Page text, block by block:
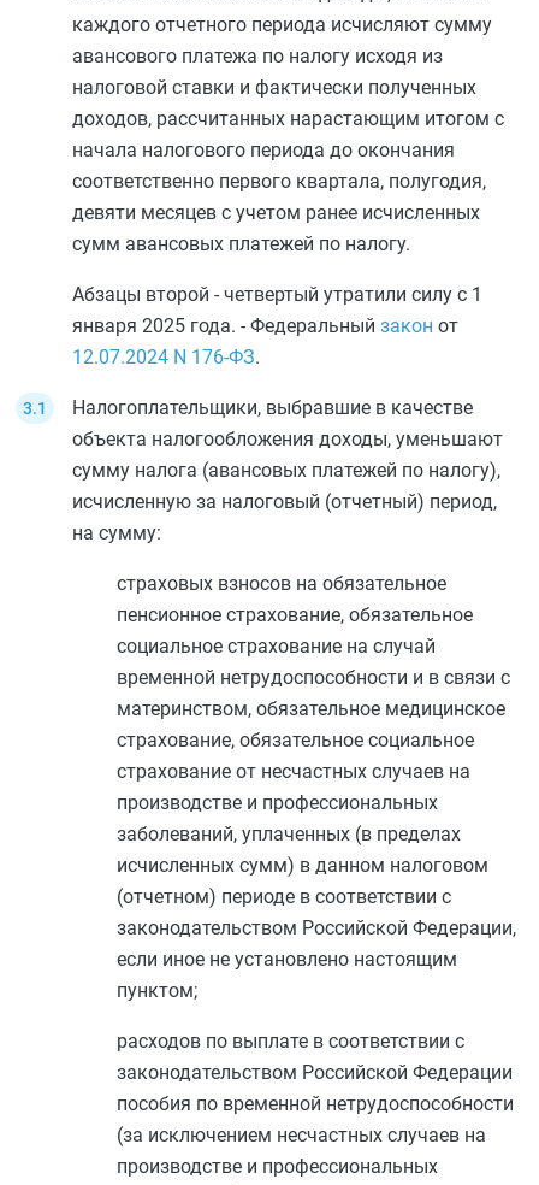
каждого отчетного периода исчисляют сумму
авансового платежа по налогу исходя из
налоговой ставки и фактически полученных
доходов, рассчитанных нарастающим итогом с
начала налогового периода до окончания
соответственно первого квартала, полугодия,
девяти месяцев с учетом ранее исчисленных
сумм авансовых платежей по налогу.
Абзацы второй - четвертый утратили силу с 1
января 2025 года. - Федеральный закон от
12.07.2024 N 176-ФЗ.
Налогоплательщики, выбравшие в качестве
объекта налогообложения доходы, уменьшают
сумму налога (авансовых платежей по налогу),
исчисленную за налоговый (отчетный) период,
на сумму:
страховых взносов на обязательное
пенсионное страхование, обязательное
социальное страхование на случай
временной нетрудоспособности и в связи с
материнством, обязательное медицинское
страхование, обязательное социальное
страхование от несчастных случаев на
производстве и профессиональных
заболеваний, уплаченных (в пределах
исчисленных сумм) в данном налоговом
(отчетном) периоде в соответствии с
законодательством Российской Федерации,
если иное не установлено настоящим
пунктом;
расходов по выплате в соответствии с
законодательством Российской Федерации
пособия по временной нетрудоспособности
(за исключением несчастных случаев на
производстве и профессиональных